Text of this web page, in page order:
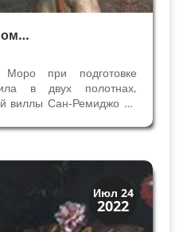
Моро при подготовке
в двух полотнах,
виллы Сан-Ремиджо на
представителей
Июл 24
2022